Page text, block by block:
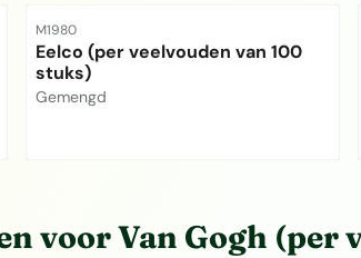
Artikelnummer
M1980
Eelco (per veelvouden van 100
stuks)
Merk:
Gemengd
voorVan Gogh (per